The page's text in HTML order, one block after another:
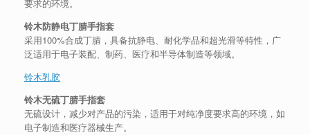
要求的环境。
铃木防静电丁腈手指套
采用100%合成丁腈，具备抗静电、耐化学品和超光滑等特性，广
泛适用于电子装配、制药、医疗和半导体制造等领域。
铃木乳胶
铃木无硫丁腈手指套
无硫设计，减少对产品的污染，适用于对纯净度要求高的环境，如
电子制造和医疗器械生产。